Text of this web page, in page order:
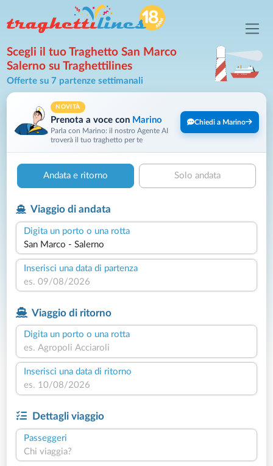
Scegli il tuo Traghetto San Marco
Salerno su Traghettilines
Offerte su 7 partenze settimanali
NOVITÀ
Prenota a voce con Marino
Parla con Marino: il nostro Agente AI
troverà il tuo traghetto per te
Chiedi a Marino
Andata e ritorno Solo andata
Viaggio di andata
Digita un porto o una rotta
Inserisci una data di partenza
Viaggio di ritorno
Digita un porto o una rotta
Inserisci una data di ritorno
Dettagli viaggio
Passeggeri
Chi viaggia?